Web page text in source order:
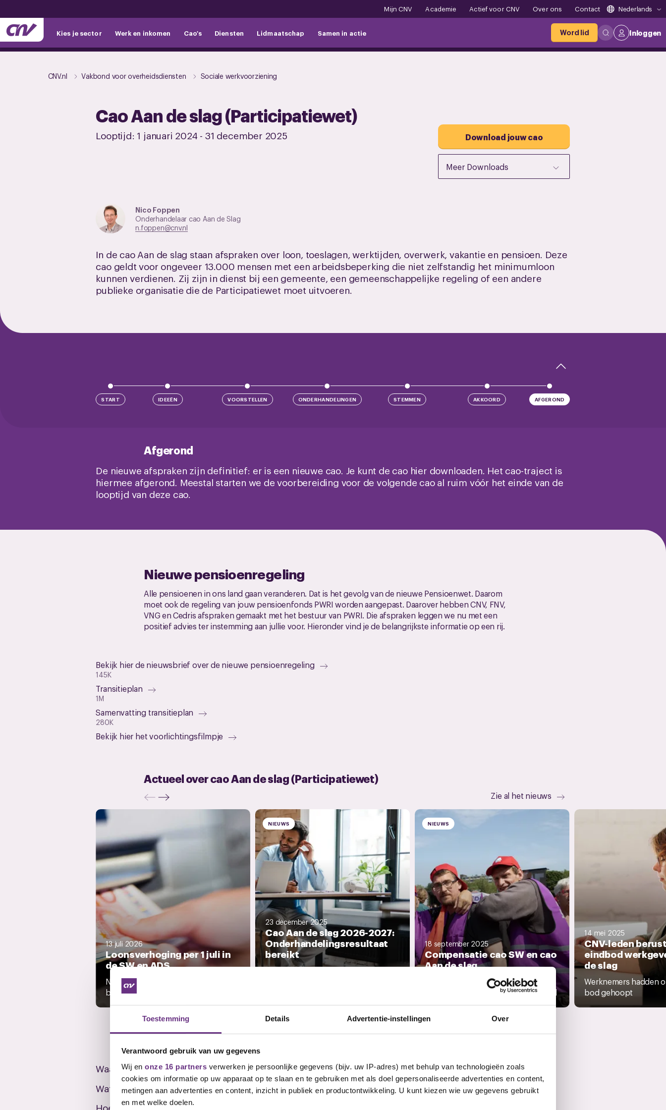
Toestemming Details Advertentie-instellingen Over
Verantwoord gebruik van uw gegevens
Wij en onze 16 partners verwerken je persoonlijke gegevens (bijv. uw IP-adres) met behulp van technologieën zoals
cookies om informatie op uw apparaat op te slaan en te gebruiken met als doel gepersonaliseerde advertenties en content,
metingen aan advertenties en content, inzicht in publiek en productontwikkeling. U kunt kiezen wie uw gegevens gebruikt
en met welke doelen.
Mijn CNV Academie Actief voor CNV Over ons Contact Nederlands
Kies je sector Werk en inkomen Cao's Diensten Lidmaatschap Samen in actie Word lid Inloggen
CNV.nl Vakbond voor overheidsdiensten Sociale werkvoorziening
Cao Aan de slag (Participatiewet)
Looptijd: 1 januari 2024 -31 december 2025 Download jouw cao
Meer Downloads
Nico Foppen
Onderhandelaar cao Aan de Slag
n.foppen@cnv.nl
In de cao Aan de slag staan afspraken over loon, toeslagen, werktijden, overwerk, vakantie en pensioen. Deze
cao geldt voor ongeveer 13.000 mensen met een arbeidsbeperking die niet zelfstandig het minimumloon
kunnen verdienen. Zij zijn in dienst bij een gemeente, een gemeenschappelijke regeling of een andere
publieke organisatie die de Participatiewet moet uitvoeren.
START IDEEËN VOORSTELLEN ONDERHANDELINGEN STEMMEN AKKOORD AFGEROND
Afgerond
De nieuwe afspraken zijn definitief: er is een nieuwe cao. Je kunt de cao hier downloaden. Het cao-traject is
hiermee afgerond. Meestal starten we de voorbereiding voor de volgende cao al ruim vóór het einde van de
looptijd van deze cao.
Nieuwe pensioenregeling
Alle pensioenen in ons land gaan veranderen. Dat is het gevolg van de nieuwe Pensioenwet. Daarom
moet ook de regeling van jouw pensioenfonds PWRI worden aangepast. Daarover hebben CNV, FNV,
VNG en Cedris afspraken gemaakt met het bestuur van PWRI. Die afspraken leggen we nu met een
positief advies ter instemming aan jullie voor. Hieronder vind je de belangrijkste informatie op een rij.
Bekijk hier de nieuwsbrief over de nieuwe pensioenregeling
145K
Transitieplan
1M
Samenvatting transitieplan
280K
Bekijk hier het voorlichtingsfilmpje
Actueel over cao Aan de slag (Participatiewet)
Zie al het nieuws
13 juli 2026
Loonsverhoging per 1 juli in
de SW en ADS
Nieuwe loontabellen
bekendgemaakt....
NIEUWS
23 december 2025
Cao Aan de slag 2026-2027:
Onderhandelingsresultaat
bereikt
Op maandag 22 december 2025
NIEUWS
18 september 2025
Compensatie cao SW en cao
Aan de slag
Kabinet geeft financiële
tegemoetkoming na belastingnadeel
14 mei 2025
CNV-leden
eindbod
de slag
Werknemers hadden
bod gehoopt
Veelgestelde vragen
Waarom vraagt CNV extra aandacht?
Wat zijn de salarisschalen in de cao Aan de slag?
Hoeveel vakantiedagen heb ik?